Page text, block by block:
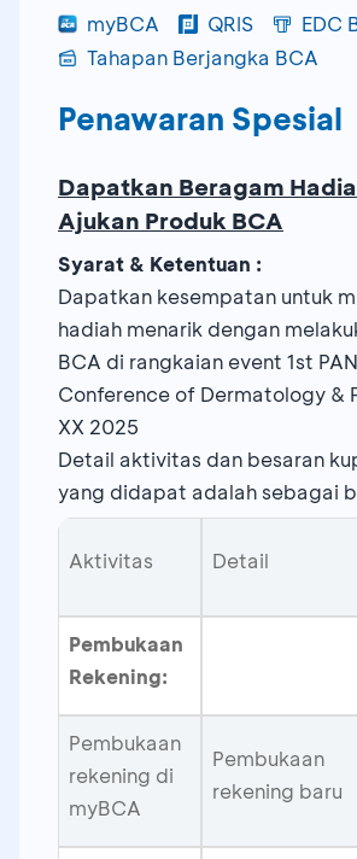
myBCA QRIS
EDC
Tahapan Berjangka BCA
Penawaran Spesial
Dapatkan Beragam
Ajukan Produk BCA
Syarat & Ketentuan :
Dapatkan kesempatan untuk
hadiah menarik dengan
BCA di rangkaian event 1st
Conference of Dermatology &
XX 2025
Detail aktivitas dan besaran
yang didapat adalah sebagai
Aktivitas Detail
Pembukaan
Rekening:
Pembukaan
rekening di
myBCA
Pembukaan
rekening baru